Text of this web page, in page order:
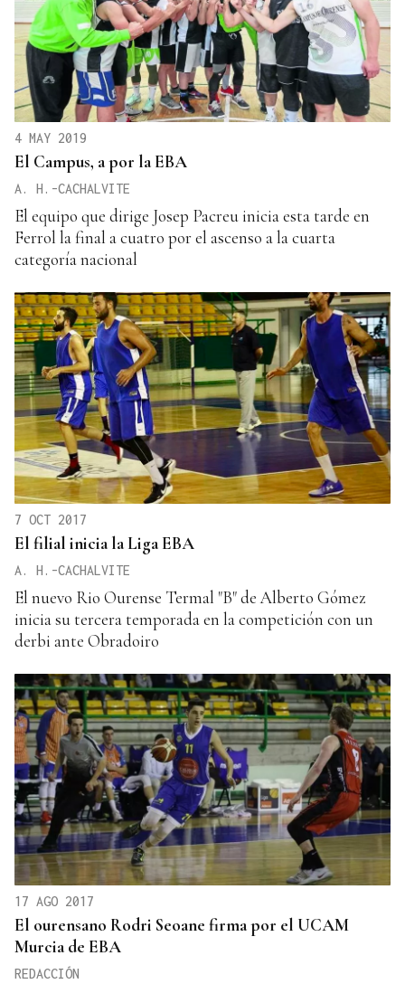
4 MAY 2019
El Campus, a por la EBA
A. H.-CACHALVITE
El equipo que dirige Josep Pacreu inicia esta tarde en
Ferrol la final a cuatro por el ascenso a la cuarta
categoría nacional
7 OCT 2017
El filial inicia la Liga EBA
A. H.-CACHALVITE
El nuevo Rio Ourense Termal "B" de Alberto Gómez
inicia su tercera temporada en la competición con un
derbi ante Obradoiro
17 AGO 2017
El ourensano Rodri Seoane firma por el UCAM
Murcia de EBA
REDACCIÓN